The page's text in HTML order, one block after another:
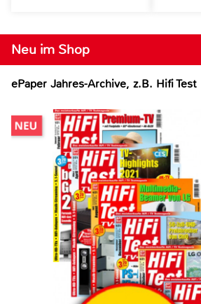
Neu im Shop
ePaper Jahres-Archive, z.B. Hifi Test